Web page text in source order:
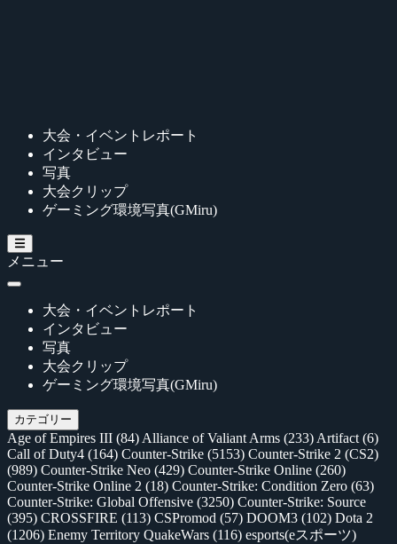
大会・イベントレポート
インタビュー
写真
大会クリップ
ゲーミング環境写真(GMiru)
メニュー
大会・イベントレポート
インタビュー
写真
大会クリップ
ゲーミング環境写真(GMiru)
カテゴリー
Age of Empires III (84) Alliance of Valiant Arms (233) Artifact (6)
Call of Duty4 (164) Counter-Strike (5153) Counter-Strike 2 (CS2)
(989) Counter-Strike Neo (429) Counter-Strike Online (260)
Counter-Strike Online 2 (18) Counter-Strike: Condition Zero (63)
Counter-Strike: Global Offensive (3250) Counter-Strike: Source
(395) CROSSFIRE (113) CSPromod (57) DOOM3 (102) Dota 2
(1206) Enemy Territory QuakeWars (116) esports(eスポーツ)